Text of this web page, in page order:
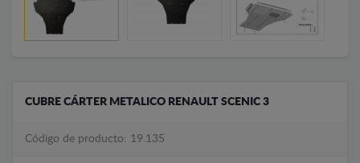
CUBRE CÁRTER METALICO RENAULT SCENIC 3
Código de producto: 19.135